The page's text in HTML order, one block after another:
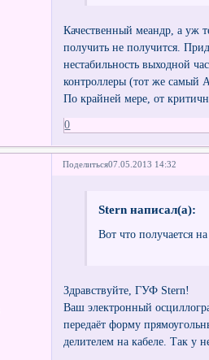
Качественный меандр, а уж
получить не получится.
нестабильность выходной
контроллеры (тот же самый
По крайней мере, от
0
Поделиться07.05.2013 14:32
Stern написал(а):
Вот что получается
Здравствуйте, ГУФ Stern!
Ваш электронный
передаёт форму
делителем на кабеле. Так у